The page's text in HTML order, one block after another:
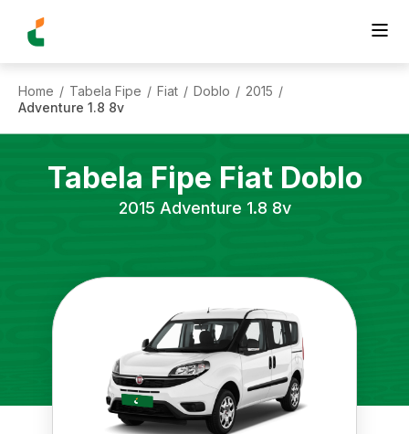
Home / Tabela Fipe / Fiat / Doblo / 2015 /
Adventure 1.8 8v
Tabela Fipe Fiat Doblo
2015 Adventure 1.8 8v